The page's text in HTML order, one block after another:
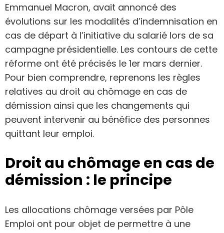
Emmanuel Macron, avait annoncé des
évolutions sur les modalités d’indemnisation en
cas de départ à l’initiative du salarié lors de sa
campagne présidentielle. Les contours de cette
réforme ont été précisés le 1er mars dernier.
Pour bien comprendre, reprenons les règles
relatives au droit au chômage en cas de
démission ainsi que les changements qui
peuvent intervenir au bénéfice des personnes
quittant leur emploi.
Droit au chômage en cas de
démission : le principe
Les allocations chômage versées par Pôle
Emploi ont pour objet de permettre à une